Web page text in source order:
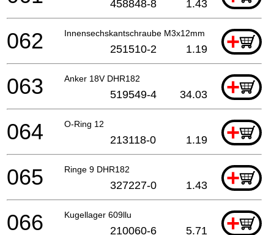
458848-8 1.43
Innensechskantschraube M3x12mm +
062 251510-2 1.19
Anker 18V DHR182 +
063 519549-4 34.03
O-Ring 12 +
064 213118-0 1.19
Ringe 9 DHR182 +
065 327227-0 1.43
Kugellager 609llu +
066 210060-6 5.71